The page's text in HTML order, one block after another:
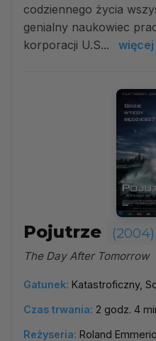
codziennego życia
genialny naukowiec
korporacji U.S...
więcej
Pojutrze (2004)
The Day After Tomorrow
Gatunek: Katastroficzny,
Czas trwania: 2 godz. 4
Reżyseria: Roland